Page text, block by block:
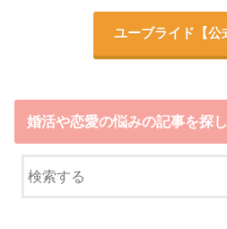
ユーブライド 【公
婚活や恋愛の悩みの記事を探